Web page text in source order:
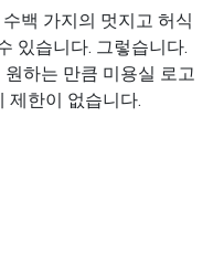
백 가지의 멋지고 허식
있습니다. 그렇습니다.
하는 만큼 미용실 로고
제한이 없습니다.